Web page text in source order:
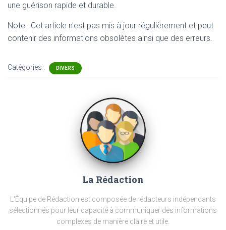
une guérison rapide et durable.
Note : Cet article n'est pas mis à jour régulièrement et peut
contenir des informations obsolètes ainsi que des erreurs.
Catégories : DIVERS
La Rédaction
L'Équipe de Rédaction est composée de rédacteurs indépendants
sélectionnés pour leur capacité à communiquer des informations
complexes de manière claire et utile.